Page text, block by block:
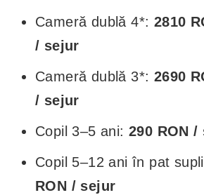
Cameră dublă 4*: 2810
/ sejur
Cameră dublă 3*: 2690
/ sejur
Copil 3–5 ani: 290 RON /
Copil 5–12 ani în pat
RON / sejur